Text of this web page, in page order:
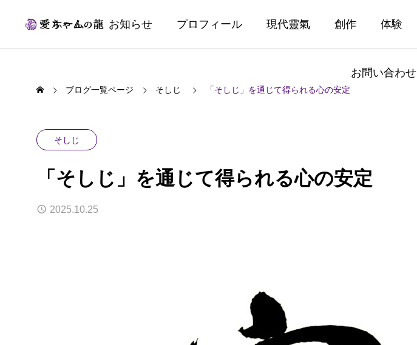
ホーム お知らせ プロフィール 現代靈氣 創作 体験
お問い合わせ
ブログ一覧ページ そしじ 「そしじ」を通じて得られる心の安定
そしじ
「そしじ」を通じて得られる心の安定
2025.10.25